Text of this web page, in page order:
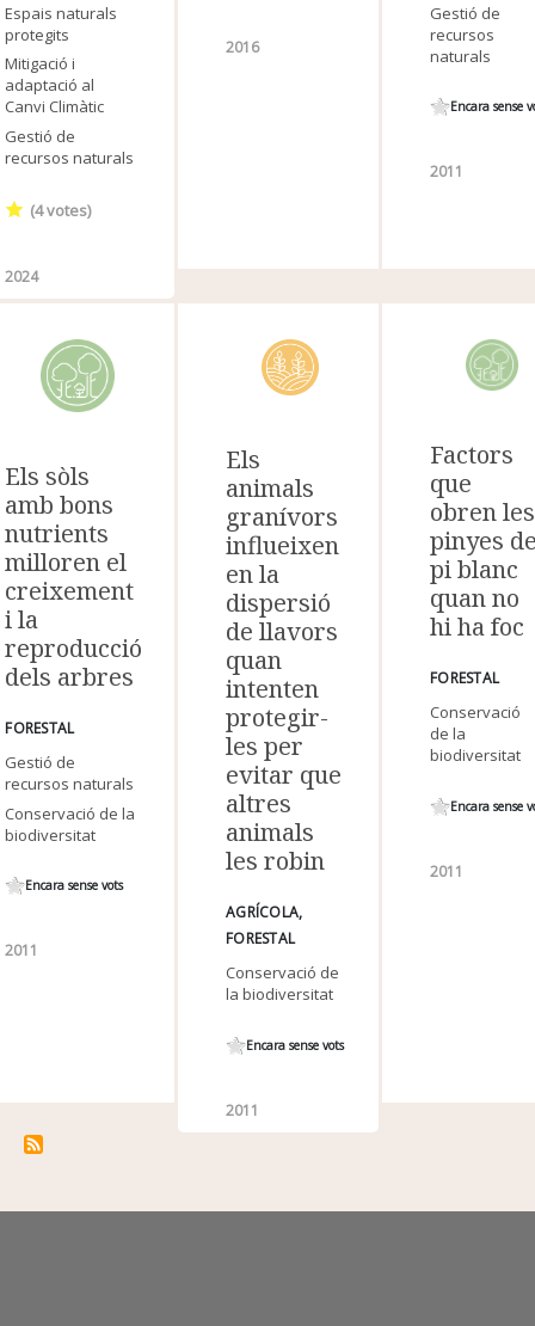
Espais naturals
protegits
Mitigació i
adaptació al
Canvi Climàtic
Gestió de
recursos naturals
(4votes)
2024
2016
Gestió de
recursos
naturals
Encara sense
2011
Els sòls
amb bons
nutrients
milloren el
creixement
i la
reproducció
dels arbres
FORESTAL
Gestió de
recursos naturals
Conservació de la
biodiversitat
Encara sense vots
2011
Els
animals
granívors
influeixen
en la
dispersió
de llavors
quan
intenten
protegir-
les per
evitar que
altres
animals
les robin
AGRÍCOLA
FORESTAL
Conservació de
la biodiversitat
Encara sense vots
2011
Factors
que
obren les
pinyes
pi blanc
quan no
hi ha foc
FORESTAL
Conservació
de la
biodiversitat
Encara sense
2011